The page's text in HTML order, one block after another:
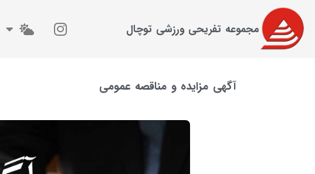
مجموعه تفریحی ورزشی توچال
آگهی مزایده و مناقصه عمومی